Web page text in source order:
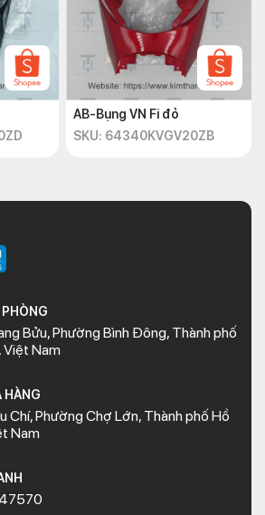
AB-Bụng VN Fi đỏ
SKU: 64340KVGV20ZB
Bửu, Phường Bình Đông, Thành phố
Việt Nam
HÀNG
Chí, Phường Chợ Lớn, Thành phố Hồ
Nam